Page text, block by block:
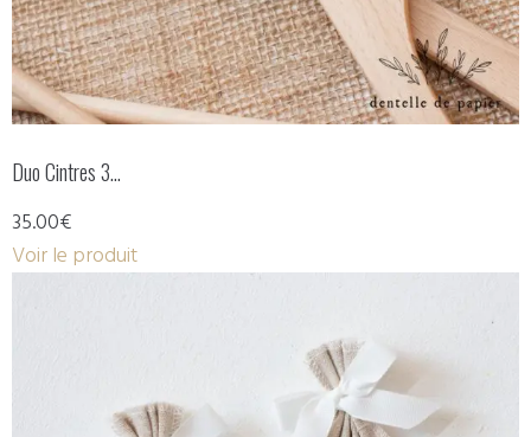
Duo Cintres 3…
35.00€
Voir le produit